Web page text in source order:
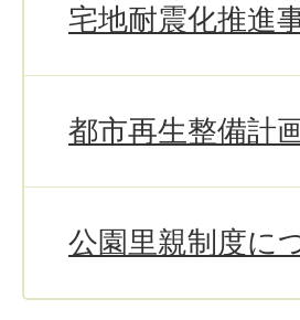
宅地耐震化推進
都市再生整備計
公園里親制度に